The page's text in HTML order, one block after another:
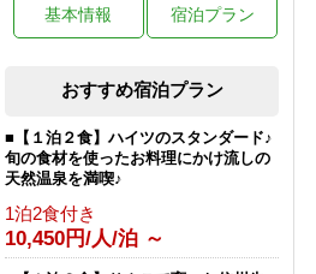
基本情報 宿泊プラン
おすすめ宿泊プラン
■【１泊２食】ハイツのスタンダード♪
旬の食材を使ったお料理にかけ流しの
天然温泉を満喫♪
1泊2食付き
10,450円/人/泊 ～